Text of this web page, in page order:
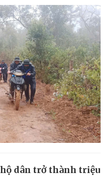
dân trở thành triệu